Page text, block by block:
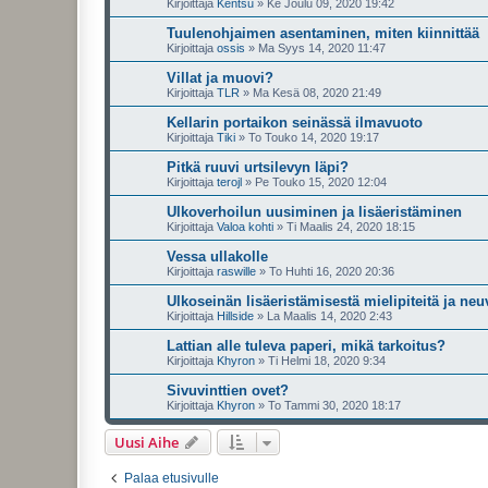
Kirjoittaja Kentsu » Ke Joulu 09, 2020 19:42
Tuulenohjaimen asentaminen, miten kiinnittää
Kirjoittaja ossis » Ma Syys 14, 2020 11:47
Villat ja muovi?
Kirjoittaja TLR » Ma Kesä 08, 2020 21:49
Kellarin portaikon seinässä ilmavuoto
Kirjoittaja Tiki » To Touko 14, 2020 19:17
Pitkä ruuvi urtsilevyn läpi?
Kirjoittaja terojl » Pe Touko 15, 2020 12:04
Ulkoverhoilun uusiminen ja lisäeristäminen
Kirjoittaja Valoa kohti » Ti Maalis 24, 2020 18:15
Vessa ullakolle
Kirjoittaja raswille » To Huhti 16, 2020 20:36
Ulkoseinän lisäeristämisestä mielipiteitä ja
Kirjoittaja Hillside » La Maalis 14, 2020 2:43
Lattian alle tuleva paperi, mikä tarkoitus?
Kirjoittaja Khyron » Ti Helmi 18, 2020 9:34
Sivuvinttien ovet?
Kirjoittaja Khyron » To Tammi 30, 2020 18:17
Uusi Aihe
Palaa etusivulle